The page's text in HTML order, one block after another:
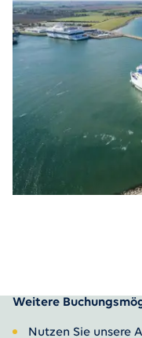
Weitere
Nutzen Sie unsere